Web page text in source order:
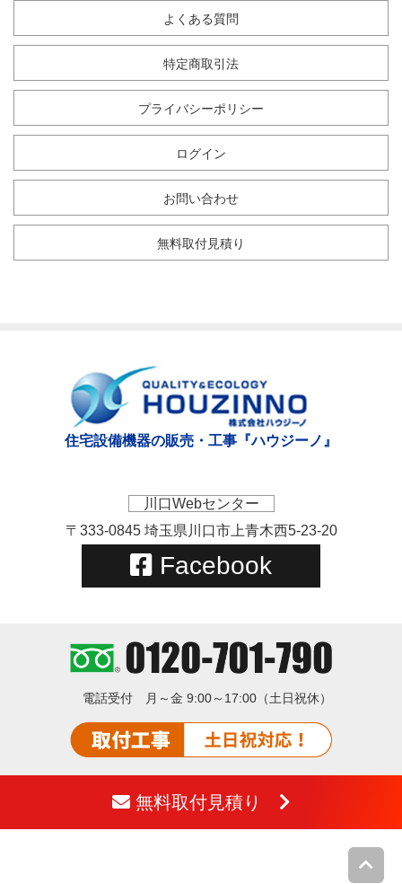
よくある質問
特定商取引法
プライバシーポリシー
ログイン
お問い合わせ
無料取付見積り
住宅設備機器の販売・工事『ハウジーノ』
川口Webセンター
〒333-0845 埼玉県川口市上青木西5-23-20
Facebook
電話受付 月～金 9:00～17:00（土日祝休）
無料取付見積り